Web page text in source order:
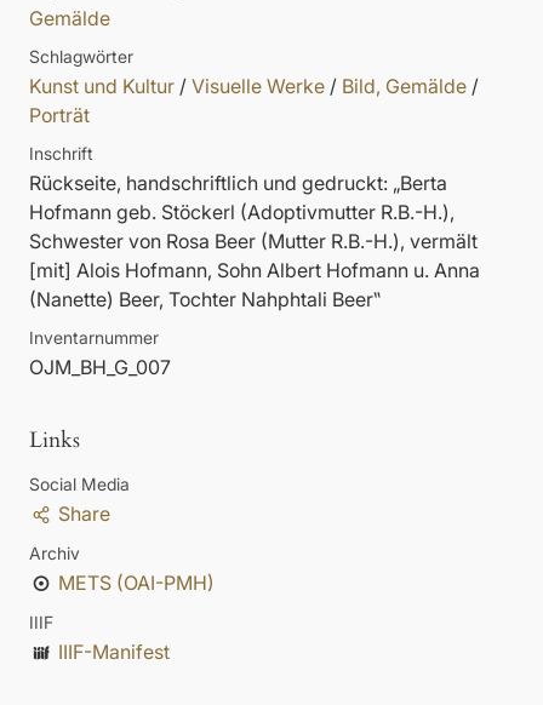
Gemälde
Schlagwörter
Kunst und Kultur / Visuelle Werke / Bild, Gemälde /
Porträt
Inschrift
Rückseite, handschriftlich und gedruckt: „Berta
Hofmann geb. Stöckerl (Adoptivmutter R.B.-H.),
Schwester von Rosa Beer (Mutter R.B.-H.), vermält
[mit] Alois Hofmann, Sohn Albert Hofmann u. Anna
(Nanette) Beer, Tochter Nahphtali Beer‟
Inventarnummer
OJM_BH_G_007
Links
Social Media
Share
Archiv
METS (OAI-PMH)
IIIF
IIIF-Manifest